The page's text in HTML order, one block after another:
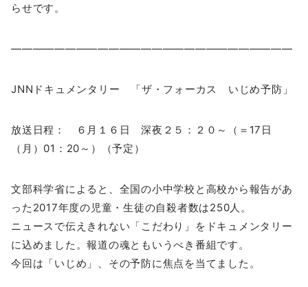
らせです。
——————————————————————————
JNNドキュメンタリー 「ザ・フォーカス いじめ予防」
放送日程： ６月１６日 深夜２５：２０～（＝17日
（月）01：20～）（予定）
文部科学省によると、全国の小中学校と高校から報告があ
った2017年度の児童・生徒の自殺者数は250人。
ニュースで伝えきれない「こだわり」をドキュメンタリー
に込めました。報道の魂ともいうべき番組です。
今回は「いじめ」、その予防に焦点を当てました。